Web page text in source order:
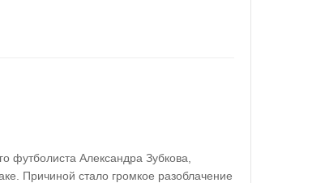
футболиста Александра Зубкова,
Причиной стало громкое разоблачение